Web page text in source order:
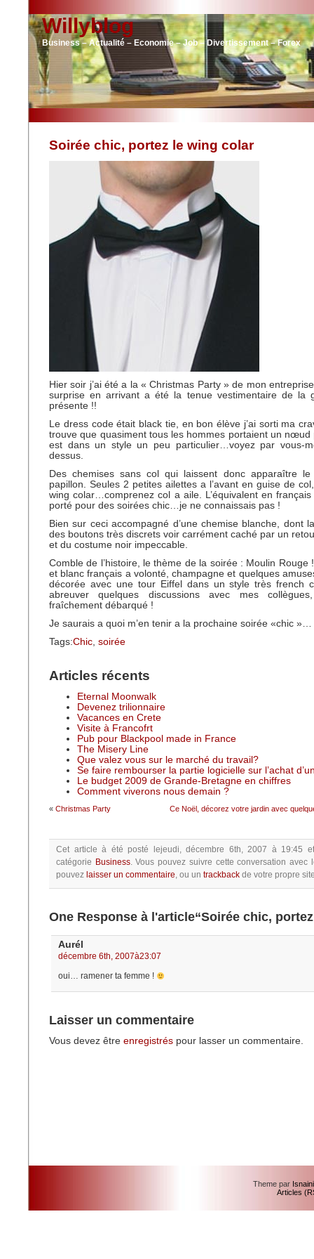
Willyblog
Business – Actualité – Economie – Job – Divertissement – Forex
Soirée chic, portez le wing colar
Hier soir j’ai été a la « Christmas Party » de mon
surprise en arrivant a été la tenue vestimentaire de la
présente !!
Le dress code était black tie, en bon élève j’ai sorti ma
trouve que quasiment tous les hommes portaient un nœud
est dans un style un peu particulier…voyez par vous-
dessus.
Des chemises sans col qui laissent donc apparaître
papillon. Seules 2 petites ailettes a l’avant en guise de
wing colar…comprenez col a aile. L’équivalent en
porté pour des soirées chic…je ne connaissais pas !
Bien sur ceci accompagné d’une chemise blanche, dont
des boutons très discrets voir carrément caché par un
et du costume noir impeccable.
Comble de l’histoire, le thème de la soirée : Moulin Rouge
et blanc français a volonté, champagne et quelques
décorée avec une tour Eiffel dans un style très french
abreuver quelques discussions avec mes
fraîchement débarqué !
Je saurais a quoi m’en tenir a la prochaine soirée «chic »…
Tags:Chic, soirée
Articles récents
Eternal Moonwalk
Devenez trilionnaire
Vacances en Crete
Visite à Francofrt
Pub pour Blackpool made in France
The Misery Line
Que valez vous sur le marché du travail?
Se faire rembourser la partie logicielle sur l’achat
Le budget 2009 de Grande-Bretagne en chiffres
Comment viverons nous demain ?
« Christmas Party Ce Noël, décorez votre jardin avec
Cet article à été posté lejeudi, décembre 6th, 2007 à 19:45
catégorie Business.Vous pouvez suivre cette conversation avec
pouvez laisser un commentaire, ou un trackback de votre propre
One Response à l'article“Soirée chic,
Aurél
décembre 6th, 2007à23:07
oui… ramener ta femme !
Laisser un commentaire
Vous devez être enregistrés pour lasser un commentaire.
Theme par
Articles